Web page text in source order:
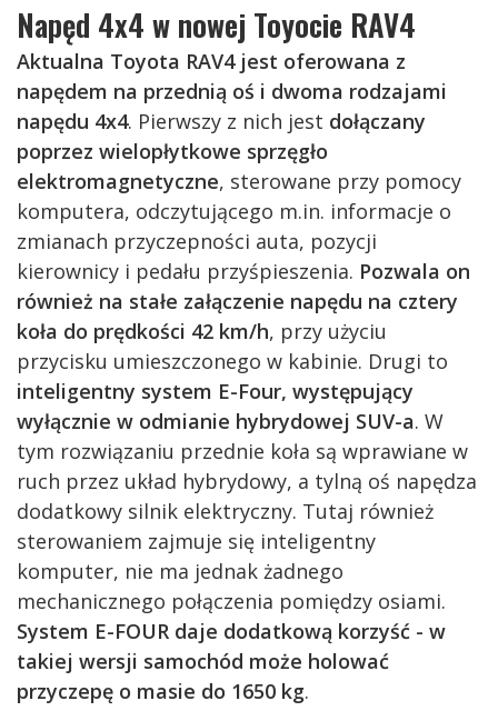
Napęd 4x4 w nowej Toyocie RAV4
Aktualna Toyota RAV4 jest oferowana z
napędem na przednią oś i dwoma rodzajami
napędu 4x4. Pierwszy z nich jest dołączany
poprzez wielopłytkowe sprzęgło
elektromagnetyczne, sterowane przy pomocy
komputera, odczytującego m.in. informacje o
zmianach przyczepności auta, pozycji
kierownicy i pedału przyśpieszenia. Pozwala on
również na stałe załączenie napędu na cztery
koła do prędkości 42 km/h, przy użyciu
przycisku umieszczonego w kabinie. Drugi to
inteligentny system E-Four, występujący
wyłącznie w odmianie hybrydowej SUV-a. W
tym rozwiązaniu przednie koła są wprawiane w
ruch przez układ hybrydowy, a tylną oś napędza
dodatkowy silnik elektryczny. Tutaj również
sterowaniem zajmuje się inteligentny
komputer, nie ma jednak żadnego
mechanicznego połączenia pomiędzy osiami.
System E-FOUR daje dodatkową korzyść - w
takiej wersji samochód może holować
przyczepę o masie do 1650 kg.